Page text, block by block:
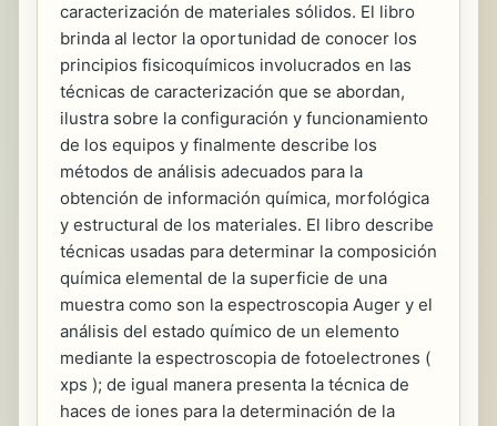
caracterización de materiales sólidos. El libro
brinda al lector la oportunidad de conocer los
principios fisicoquímicos involucrados en las
técnicas de caracterización que se abordan,
ilustra sobre la configuración y funcionamiento
de los equipos y finalmente describe los
métodos de análisis adecuados para la
obtención de información química, morfológica
y estructural de los materiales. El libro describe
técnicas usadas para determinar la composición
química elemental de la superficie de una
muestra como son la espectroscopia Auger y el
análisis del estado químico de un elemento
mediante la espectroscopia de fotoelectrones (
xps ); de igual manera presenta la técnica de
haces de iones para la determinación de la